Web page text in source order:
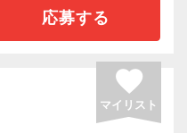
」を新設し、その
フィス」「錦糸町
オフィス」を開設
スを増床するなど、
応募する
favorite
マイリスト